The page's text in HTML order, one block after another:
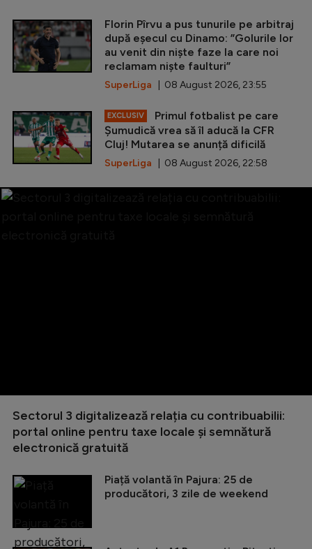
Florin Pîrvu a pus tunurile pe arbitraj
după eșecul cu Dinamo: ”Golurile lor
au venit din niște faze la care noi
reclamam niște faulturi”
SuperLiga | 08 August 2026, 23:55
EXCLUSIV
Primul fotbalist pe care
Șumudică vrea să îl aducă la CFR
Cluj! Mutarea se anunță dificilă
SuperLiga | 08 August 2026, 22:58
Sectorul 3 digitalizează relația cu contribuabilii:
portal online pentru taxe locale și semnătură
electronică gratuită
Piață volantă în Pajura: 25 de
producători, 3 zile de weekend